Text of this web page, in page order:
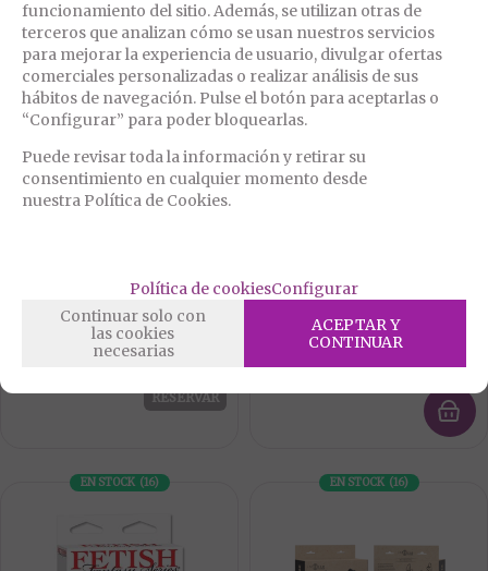
RESERVAR RESERVAR
AGOTADO
DIABLO PICANTE - ESPOSAS
SILICONA ROSA
6,99
RESERVAR
)
PD2183-23
FETISH FANTASY ARNES
21.00%IVA incluido
EN STOCK (16) EN STOCK (16)
funcionamiento del sitio. Además, se utilizan otras de
terceros que analizan cómo se usan nuestros servicios
para mejorar la experiencia de usuario, divulgar ofertas
comerciales personalizadas o realizar análisis de sus
hábitos de navegación. Pulse el botón para aceptarlas o
“Configurar” para poder bloquearlas.
Puede revisar toda la información y retirar su
consentimiento en cualquier momento desde
nuestra Política de Cookies.
Política de cookiesConfigurar
Continuar solo con
las cookies
necesarias
ACEPTAR Y
CONTINUAR